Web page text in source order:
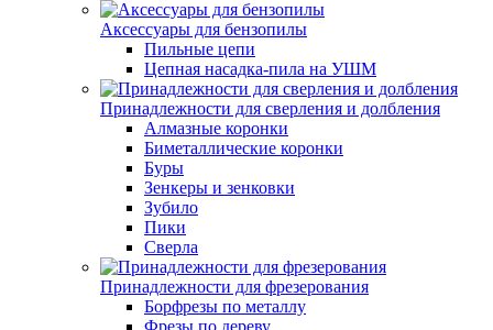
Аксессуары для бензопилы
Пильные цепи
Цепная насадка-пила на УШМ
Принадлежности для сверления и долбления
Алмазные коронки
Биметаллические коронки
Буры
Зенкеры и зенковки
Зубило
Пики
Сверла
Принадлежности для фрезерования
Борфрезы по металлу
Фрезы по дереву